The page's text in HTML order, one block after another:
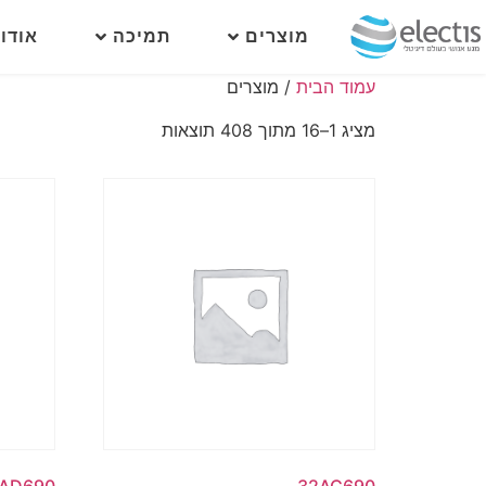
מוצרים תמיכה
עמוד הבית / מוצרים
מציג 1–16 מתוך 408 תוצאות